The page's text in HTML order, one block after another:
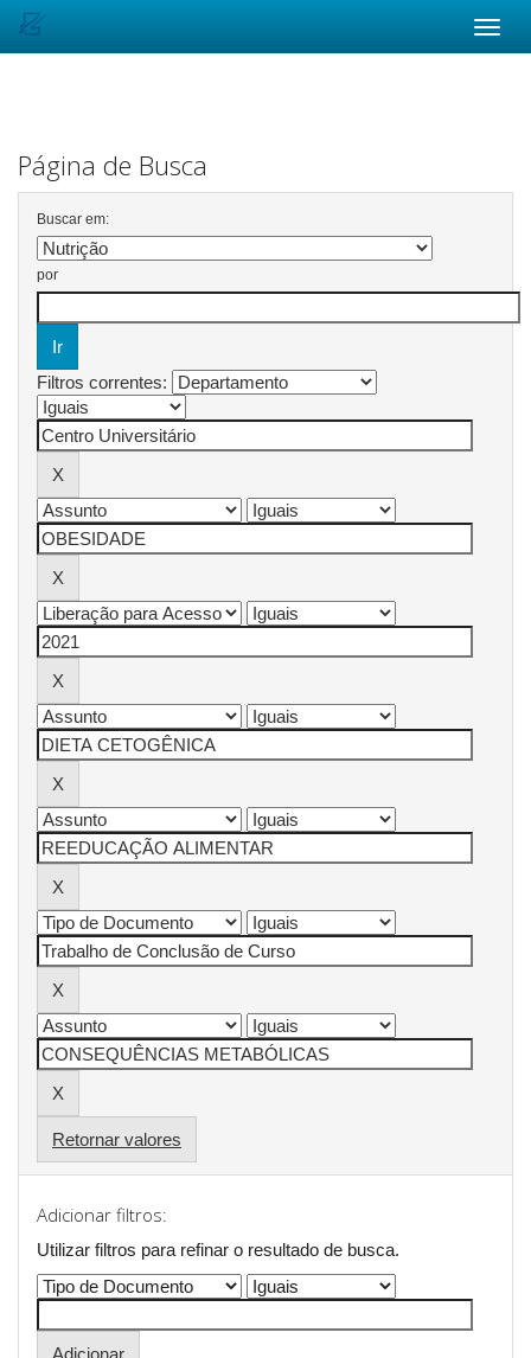
Página de Busca
Buscar em:
por
Filtros correntes:
Retornar valores
Adicionar filtros:
Utilizar filtros para refinar o resultado de busca.